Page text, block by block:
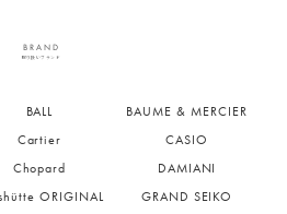
BRAND
取り扱いブランド
BALL
BAUME & MERCIER
Cartier
CASIO
Chopard
DAMIANI
ORIGINAL
GRAND SEIKO